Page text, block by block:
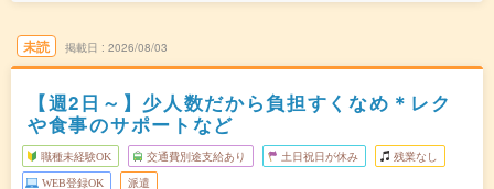
未読 掲載日 2026/08/03
【週2日～】少人数だから負担すくなめ＊レク
や食事のサポートなど
職種未経験OK 交通費別途支給あり 土日祝日が休み 残業なし
WEB登録OK 派遣